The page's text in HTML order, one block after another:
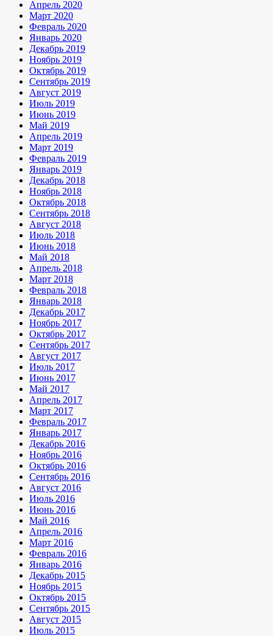
Апрель 2020
Март 2020
Февраль 2020
Январь 2020
Декабрь 2019
Ноябрь 2019
Октябрь 2019
Сентябрь 2019
Август 2019
Июль 2019
Июнь 2019
Май 2019
Апрель 2019
Март 2019
Февраль 2019
Январь 2019
Декабрь 2018
Ноябрь 2018
Октябрь 2018
Сентябрь 2018
Август 2018
Июль 2018
Июнь 2018
Май 2018
Апрель 2018
Март 2018
Февраль 2018
Январь 2018
Декабрь 2017
Ноябрь 2017
Октябрь 2017
Сентябрь 2017
Август 2017
Июль 2017
Июнь 2017
Май 2017
Апрель 2017
Март 2017
Февраль 2017
Январь 2017
Декабрь 2016
Ноябрь 2016
Октябрь 2016
Сентябрь 2016
Август 2016
Июль 2016
Июнь 2016
Май 2016
Апрель 2016
Март 2016
Февраль 2016
Январь 2016
Декабрь 2015
Ноябрь 2015
Октябрь 2015
Сентябрь 2015
Август 2015
Июль 2015